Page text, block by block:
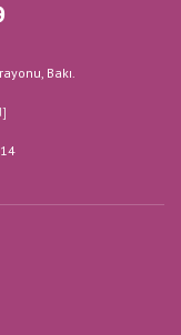
Bakı.